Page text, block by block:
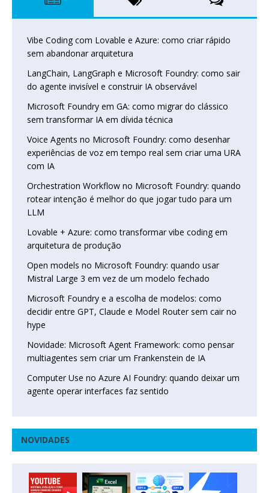
Vibe Coding com Lovable e Azure: como criar rápido
sem abandonar arquitetura
LangChain, LangGraph e Microsoft Foundry: como sair
do agente invisível e construir IA observável
Microsoft Foundry em GA: como migrar do clássico
sem transformar IA em dívida técnica
Voice Agents no Microsoft Foundry: como desenhar
experiências de voz em tempo real sem criar uma URA
com IA
Orchestration Workflow no Microsoft Foundry: quando
rotear intenção é melhor do que jogar tudo para um
LLM
Lovable + Azure: como transformar vibe coding em
arquitetura de produção
Open models no Microsoft Foundry: quando usar
Mistral Large 3 em vez de um modelo fechado
Microsoft Foundry e a escolha de modelos: como
decidir entre GPT, Claude e Model Router sem cair no
hype
Novidade: Microsoft Agent Framework: como pensar
multiagentes sem criar um Frankenstein de IA
Computer Use no Azure AI Foundry: quando deixar um
agente operar interfaces faz sentido
NOVIDADES